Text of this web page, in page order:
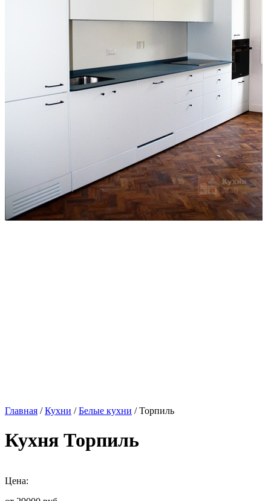
Главная /Кухни /Белые кухни / Торпиль
Кухня Торпиль
Цена: